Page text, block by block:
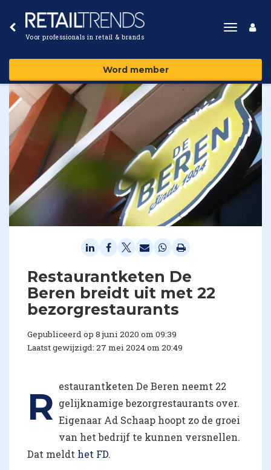
Voor professionals in retail & brands
Toggle
Word member
Restaurantketen De
Beren breidt uit met 22
bezorgrestaurants
Gepubliceerd op 8 juni 2020 om 09:39
Laatst gewijzigd: 27 mei 2024 om 20:49
R estaurantketen De Beren neemt 22
gelijknamige bezorgrestaurants over.
Eigenaar Ad Schaap hoopt zo de groei
van het bedrijf te kunnen versnellen.
Dat meldt het FD.